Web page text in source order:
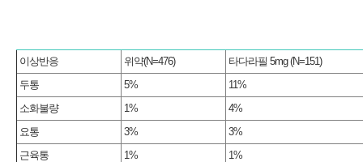
이상반응 위약(N=476)
타다라필 5mg (N=151)
두통
5%
11%
소화불량
1%
4%
요통
3%
3%
근육통
1%
1%